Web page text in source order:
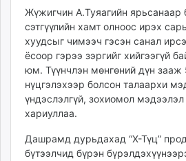
asu.mn
shudarga.mn
shuurhai.mn
unuudur.mn
isee.mn
mglradio.com
fact.mn
itoim.mn
tumen.mn
Жүжигчин А.Туяагийн ярьсанаар
сэтгүүлийн хамт олноос ирэх
хуудсыг чимээч гэсэн санал
ёсоор гэрээ зэргийг хийгээгүй
юм. Түүнчлэн мөнгөний дүн зааж
нүцгэлэхээр болсон талаархи
үндэслэлгүй, зохиомол
хариуллаа.
Дашрамд дурьдахад “Х-Түц”
бүтээлчид бүрэн